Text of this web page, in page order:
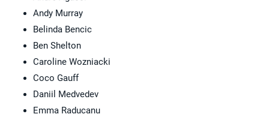
Andy Murray
Belinda Bencic
Ben Shelton
Caroline Wozniacki
Coco Gauff
Daniil Medvedev
Emma Raducanu